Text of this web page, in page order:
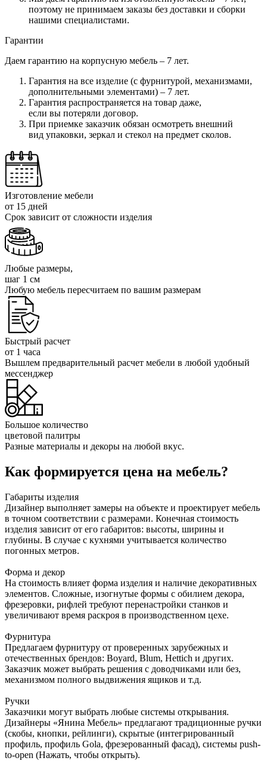
поэтому не принимаем заказы без доставки и сборки
нашими специалистами.
Гарантии
Даем гарантию на корпусную мебель – 7 лет.
Гарантия на все изделие (с фурнитурой, механизмами,
дополнительными элементами) – 7 лет.
Гарантия распространяется на товар даже,
если вы потеряли договор.
При приемке заказчик обязан осмотреть внешний
вид упаковки, зеркал и стекол на предмет сколов.
Изготовление мебели
от 15 дней
Срок зависит от сложности изделия
Любые размеры,
шаг 1 см
Любую мебель пересчитаем по вашим размерам
Быстрый расчет
от 1 часа
Вышлем предварительный расчет мебели в любой удобный
мессенджер
Большое количество
цветовой палитры
Разные материалы и декоры на любой вкус.
Как формируется цена на мебель?
Габариты изделия
Дизайнер выполняет замеры на объекте и проектирует мебель
в точном соответствии с размерами. Конечная стоимость
изделия зависит от его габаритов: высоты, ширины и
глубины. В случае с кухнями учитывается количество
погонных метров.
Форма и декор
На стоимость влияет форма изделия и наличие декоративных
элементов. Сложные, изогнутые формы с обилием декора,
фрезеровки, рифлей требуют перенастройки станков и
увеличивают время раскроя в производственном цехе.
Фурнитура
Предлагаем фурнитуру от проверенных зарубежных и
отечественных брендов: Boyard, Blum, Hettich и других.
Заказчик может выбрать решения с доводчиками или без,
механизмом полного выдвижения ящиков и т.д.
Ручки
Заказчики могут выбрать любые системы открывания.
Дизайнеры «Янина Мебель» предлагают традиционные ручки
(скобы, кнопки, рейлинги), скрытые (интегрированный
профиль, профиль Gola, фрезерованный фасад), системы push-
to-open (Нажать, чтобы открыть).